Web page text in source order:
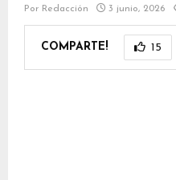
Por Redacción 3 junio, 2026
COMPARTE! 15